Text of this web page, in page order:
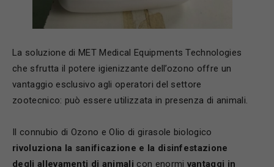
La soluzione di MET Medical Equipments Technologies
che sfrutta il potere igienizzante dell’ozono offre un
vantaggio esclusivo agli operatori del settore
zootecnico: può essere utilizzata in presenza di animali.
Il connubio di Ozono e Olio di girasole biologico
rivoluziona la sanificazione e la disinfestazione
degli allevamenti di animali con enormi vantaggi in